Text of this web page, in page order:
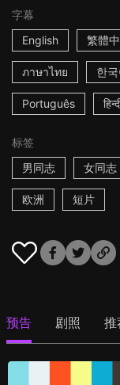
字幕
English
繁體
ภาษาไทย 한국
Português
标签
男同志
女同志
欧洲 短片
预告 剧照 推